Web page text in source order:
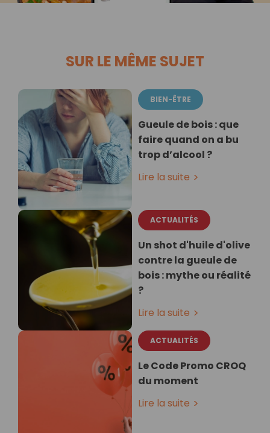
SUR LE MÊME SUJET
BIEN-ÊTRE
Gueule de bois : que
faire quand on a bu
trop d’alcool ?
Lire la suite
ACTUALITÉS
Un shot d'huile d'olive
contre la gueule de
bois : mythe ou réalité
?
Lire la suite
ACTUALITÉS
Le Code Promo CROQ
du moment
Lire la suite